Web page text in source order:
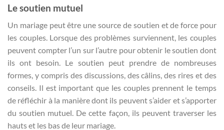
Le soutien mutuel
Un mariage peut être une source de soutien et de force pour
les couples. Lorsque des problèmes surviennent, les couples
peuvent compter l’un sur l’autre pour obtenir le soutien dont
ils ont besoin. Le soutien peut prendre de nombreuses
formes, y compris des discussions, des câlins, des rires et des
conseils. Il est important que les couples prennent le temps
de réfléchir à la manière dont ils peuvent s’aider et s’apporter
du soutien mutuel. De cette façon, ils peuvent traverser les
hauts et les bas de leur mariage.